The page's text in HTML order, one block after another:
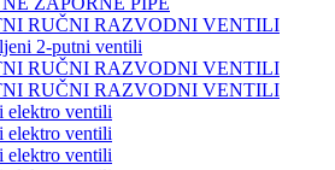
RUČNI RAZVODNI VENTILI
2-putni ventili
RUČNI RAZVODNI VENTILI
RUČNI RAZVODNI VENTILI
elektro ventili
elektro ventili
elektro ventili